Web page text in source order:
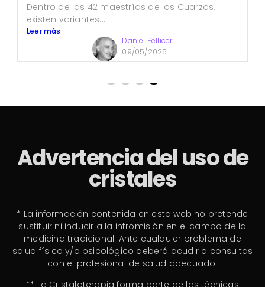
Dentro de las 42 maestrías de los Cuarzos,
existen variantes...
Leer más
Daniel Pellicer
09/05/2025
Advertencia del uso de
cristales
* La información contenida en esta web no pretende
sustituir ni inducir a la intromisión en el campo de la
medicina tradicional. Ante cualquier problema de
salud físico y/o psicológico deberá acudir a consultas
con el profesional de salud adecuado.